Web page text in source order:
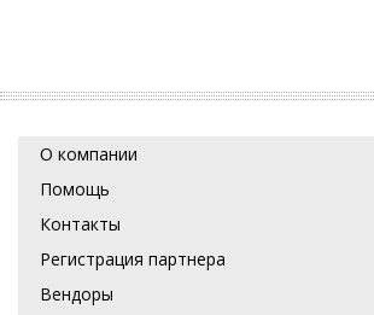
О компании
Помощь
Контакты
Регистрация партнера
Вендоры